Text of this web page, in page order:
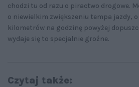
chodzi tu od razu o piractwo drogowe.
o niewielkim zwiększeniu tempa jazdy,
kilometrów na godzinę powyżej
wydaje się to specjalnie groźne.
Czytaj także: